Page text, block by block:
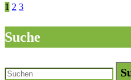
Seitennummerierung
der
Beiträge
1 2 3
Suche